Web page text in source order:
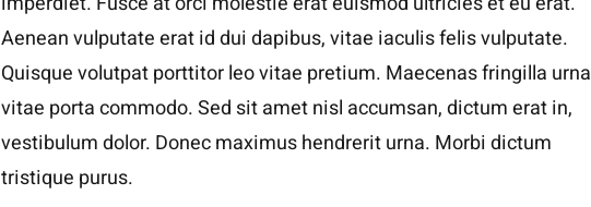
Aenean vulputate erat id dui dapibus, vitae iaculis felis vulputate.
Quisque volutpat porttitor leo vitae pretium. Maecenas fringilla urna
vitae porta commodo. Sed sit amet nisl accumsan, dictum erat in,
vestibulum dolor. Donec maximus hendrerit urna. Morbi dictum
tristique purus.